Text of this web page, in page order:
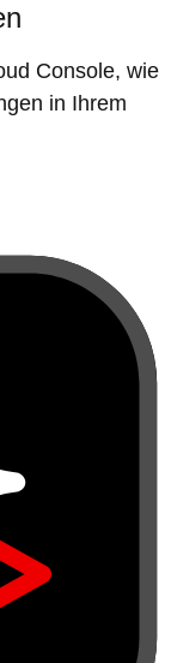
Console, wie
in Ihrem